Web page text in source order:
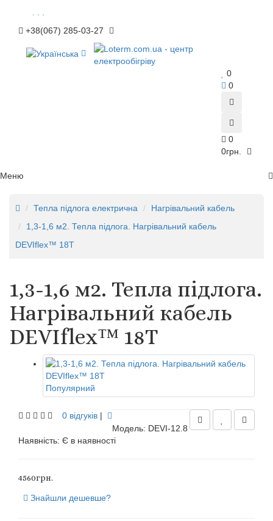
+38(067) 285-03-27
0
0
0
0грн.
Меню
Тепла підлога електрична
Нагрівальний кабель
1,3-1,6 м2. Тепла підлога. Нагрівальний кабель
DEVIflex™ 18Т
1,3-1,6 м2. Тепла підлога.
Нагрівальний кабель
DEVIflex™ 18Т
Популярний
0 відгуків |
Модель: DEVI-12.8
Наявність: Є в наявності
4560грн.
Знайшли дешевше?